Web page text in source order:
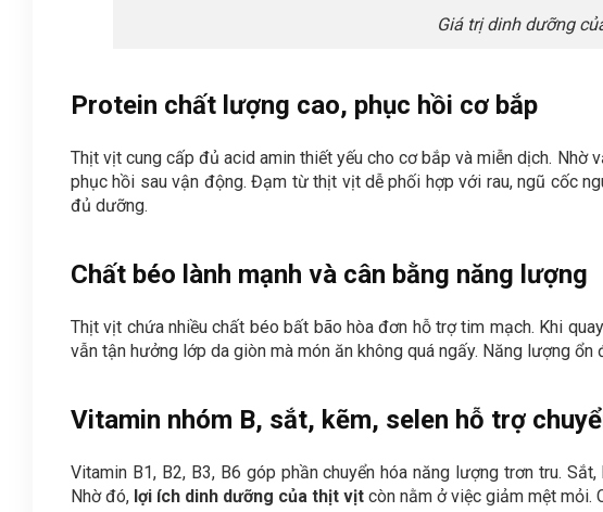
Giá trị dinh dưỡng
Protein chất lượng cao, phục hồi cơ bắp
Thịt vịt cung cấp đủ acid amin thiết yếu cho cơ bắp và miễn dịch. Nhờ
phục hồi sau vận động. Đạm từ thịt vịt dễ phối hợp với rau, ngũ cốc
đủ dưỡng.
Chất béo lành mạnh và cân bằng năng lượng
Thịt vịt chứa nhiều chất béo bất bão hòa đơn hỗ trợ tim mạch. Khi
vẫn tận hưởng lớp da giòn mà món ăn không quá ngấy. Năng lượng
Vitamin nhóm B, sắt, kẽm, selen hỗ trợ
Vitamin B1, B2, B3, B6 góp phần chuyển hóa năng lượng trơn tru.
Nhờ đó, lợi ích dinh dưỡng của thịt vịt còn nằm ở việc giảm mệt mỏi.